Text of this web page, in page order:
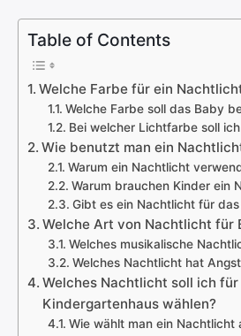
Table of Contents
Welche Farbe für ein
Welche Farbe soll das Baby
Bei welcher Lichtfarbe soll
Wie benutzt man ein
Warum ein Nachtlicht
Warum brauchen Kinder ein
Gibt es ein Nachtlicht für
Welche Art von Nachtlicht für
Welches musikalische
Welches Nachtlicht hat
Welches Nachtlicht soll ich
Kindergartenhaus wählen?
Wie wählt man ein Nachtlicht